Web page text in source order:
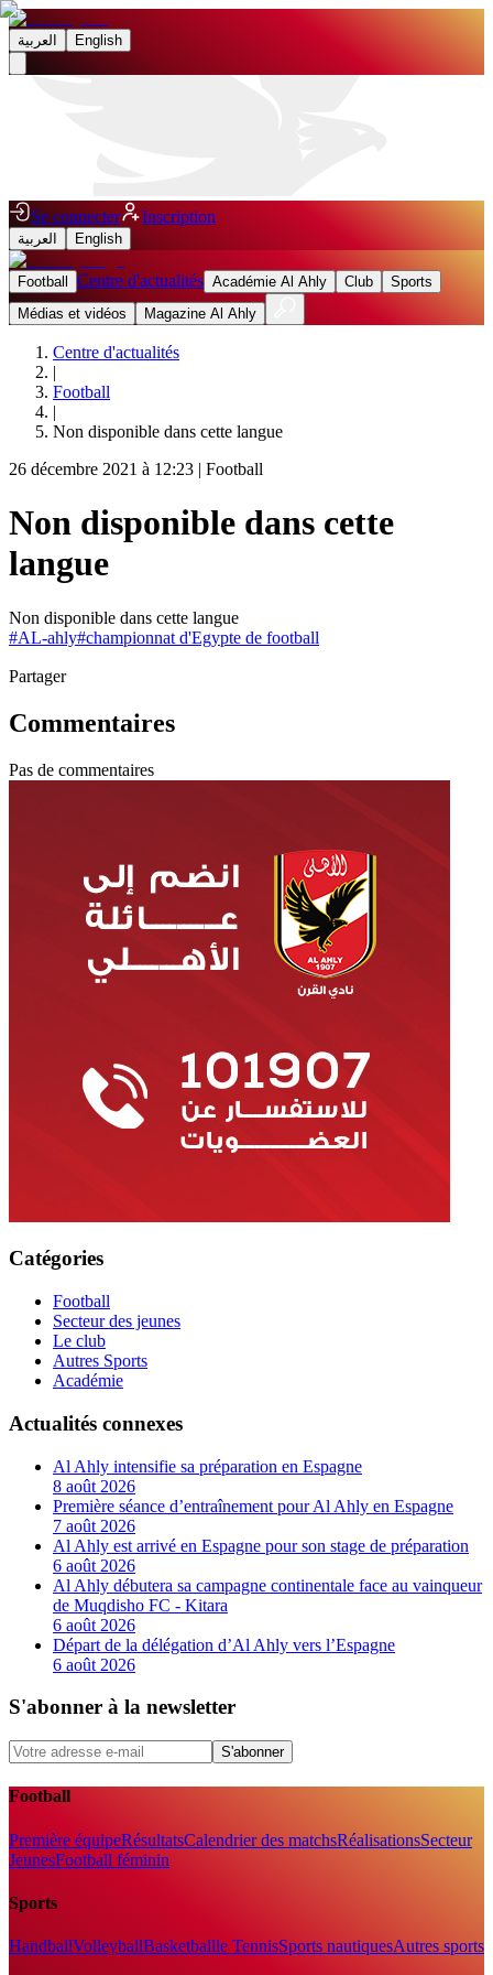
العربية English
Se connecter Inscription
العربية English
Football Centre d'actualités Académie Al Ahly Club
Sports
Médias et vidéos
Magazine Al Ahly
Centre d'actualités
|
Football
|
Non disponible dans cette langue
26 décembre 2021 à 12:23 | Football
Non disponible dans cette
langue
Non disponible dans cette langue
#AL-ahly#championnat d'Egypte de football
Partager
Commentaires
Pas de commentaires
Catégories
Football
Secteur des jeunes
Le club
Autres Sports
Académie
Actualités connexes
Al Ahly intensifie sa préparation en Espagne
8 août 2026
Première séance d’entraînement pour Al Ahly en Espagne
7 août 2026
Al Ahly est arrivé en Espagne pour son stage de préparation
6 août 2026
Al Ahly débutera sa campagne continentale face au vainqueur
de Muqdisho FC - Kitara
6 août 2026
Départ de la délégation d’Al Ahly vers l’Espagne
6 août 2026
S'abonner à la newsletter
S'abonner
Football
Première équipeRésultatsCalendrier des matchsRéalisationsSecteur
JeunesFootball féminin
Sports
HandballVolleyballBasketballle TennisSports nautiquesAutres sports